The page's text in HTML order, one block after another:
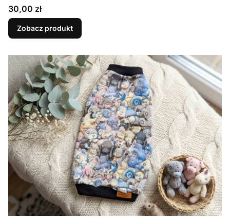
Cena
30,00 zł
Zobacz produkt